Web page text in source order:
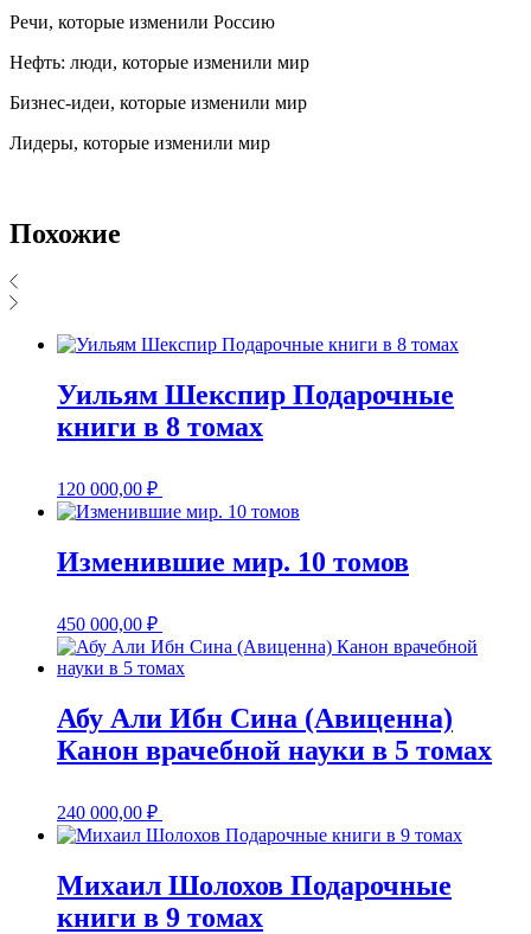
Речи, которые изменили Россию
Нефть: люди, которые изменили мир
Бизнес-идеи, которые изменили мир
Лидеры, которые изменили мир
Похожие
Уильям Шекспир Подарочные
книги в 8 томах
120 000,00 ₽
Изменившие мир. 10 томов
450 000,00 ₽
Абу Али Ибн Сина (Авиценна)
Канон врачебной науки в 5 томах
240 000,00 ₽
Михаил Шолохов Подарочные
книги в 9 томах